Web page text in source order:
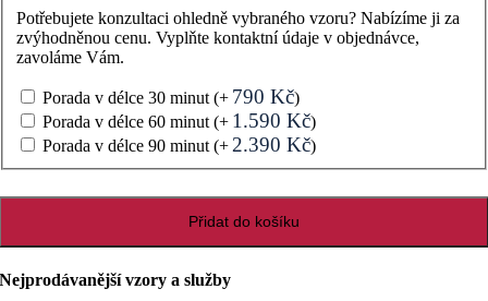
Potřebujete konzultaci ohledně vybraného vzoru? Nabízíme ji za
zvýhodněnou cenu. Vyplňte kontaktní údaje v objednávce,
zavoláme Vám.
Porada v délce 30 minut(+ 790Kč)
Porada v délce 60 minut(+ 1.590Kč)
Porada v délce 90 minut(+ 2.390Kč)
Přidat do košíku
Nejprodávanější vzory a služby